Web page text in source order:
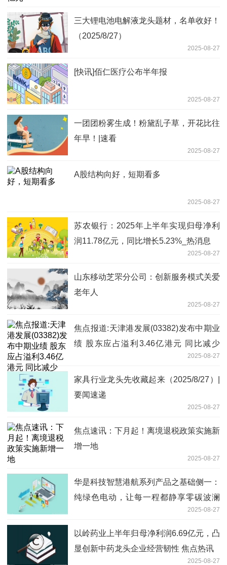
三大锂电池电解液龙头题材，名单收好！
（2025/8/27）
2025-08-27
[快讯]佰仁医疗公布半年报
2025-08-27
一团团粉雾生成！粉黛乱子草，开花比往
年早！|速看
2025-08-27
A股结构向好，短期看多
2025-08-27
苏农银行：2025年上半年实现归母净利
润11.78亿元，同比增长5.23%_热消息
2025-08-27
山东移动芝罘分公司：创新服务模式关爱
老年人
2025-08-27
焦点报道:天津港发展(03382)发布中期业
绩 股东应占溢利3.46亿港元 同比减少
2025-08-27
家具行业龙头先收藏起来（2025/8/27）|
要闻速递
2025-08-27
焦点速讯：下月起！离境退税政策实施新
增一地
2025-08-27
华是科技智慧港航系列产品之基础侧一：
纯绿色电动，让每一程都静享零碳波澜
2025-08-27
以岭药业上半年归母净利润6.69亿元，凸
显创新中药龙头企业经营韧性 焦点热讯
2025-08-27